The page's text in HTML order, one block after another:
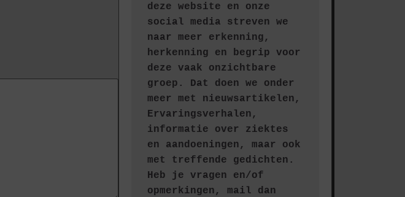
deze website en onze
social media streven we
naar meer erkenning,
herkenning en begrip voor
deze vaak onzichtbare
groep. Dat doen we onder
meer met nieuwsartikelen,
Ervaringsverhalen,
informatie over ziektes
en aandoeningen, maar ook
met treffende gedichten.
Heb je vragen en/of
opmerkingen, mail dan